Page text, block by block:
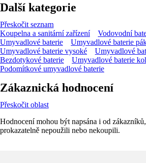
Další kategorie
Přeskočit seznam
Koupelna a sanitární zařízení
Vodovodní
Umyvadlové baterie
Umyvadlové baterie
Umyvadlové baterie vysoké
Umyvadlové
Bezdotykové baterie
Umyvadlové baterie
Podomítkové umyvadlové baterie
Zákaznická hodnocení
Přeskočit oblast
Hodnocení mohou být napsána i od
prokazatelně nepoužili nebo nekoupili.